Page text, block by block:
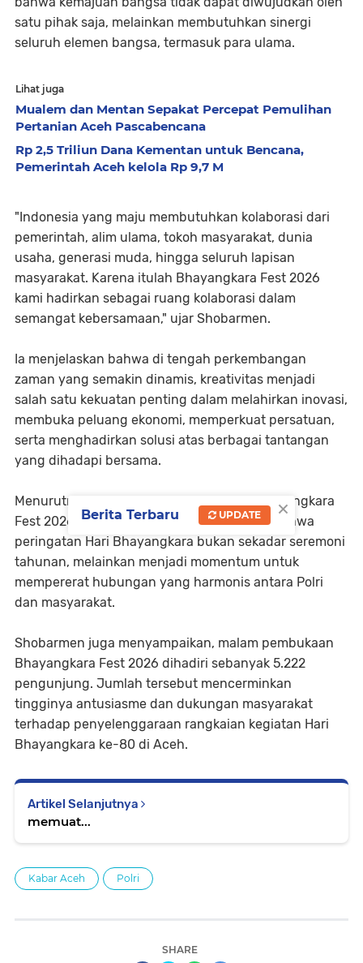
satu pihak saja, melainkan membutuhkan sinergi
seluruh elemen bangsa, termasuk para ulama.
Lihat juga
Mualem dan Mentan Sepakat Percepat Pemulihan
Pertanian Aceh Pascabencana
Rp 2,5 Triliun Dana Kementan untuk Bencana,
Pemerintah Aceh kelola Rp 9,7 M
"Indonesia yang maju membutuhkan kolaborasi dari
pemerintah, alim ulama, tokoh masyarakat, dunia
usaha, generasi muda, hingga seluruh lapisan
masyarakat. Karena itulah Bhayangkara Fest 2026
kami hadirkan sebagai ruang kolaborasi dalam
semangat kebersamaan," ujar Shobarmen.
Ia menjelaskan bahwa di tengah perkembangan
zaman yang semakin dinamis, kreativitas menjadi
salah satu kekuatan penting dalam melahirkan inovasi,
membuka peluang ekonomi, memperkuat persatuan,
serta menghadirkan solusi atas berbagai tantangan
yang dihadapi bersama.
Menurutnya, melalui penyelenggaraan Bhayangkara
Fest 2026, Polda Aceh ingin menunjukkan bahwa
peringatan Hari Bhayangkara bukan sekadar seremoni
tahunan, melainkan menjadi momentum untuk
mempererat hubungan yang harmonis antara Polri
dan masyarakat.
Shobarmen juga menyampaikan, malam pembukaan
Bhayangkara Fest 2026 dihadiri sebanyak 5.222
pengunjung. Jumlah tersebut mencerminkan
tingginya antusiasme dan dukungan masyarakat
terhadap penyelenggaraan rangkaian kegiatan Hari
Bhayangkara ke-80 di Aceh.
Artikel Selanjutnya
memuat...
Kabar Aceh Polri
SHARE
×
Berita Terbaru UPDATE